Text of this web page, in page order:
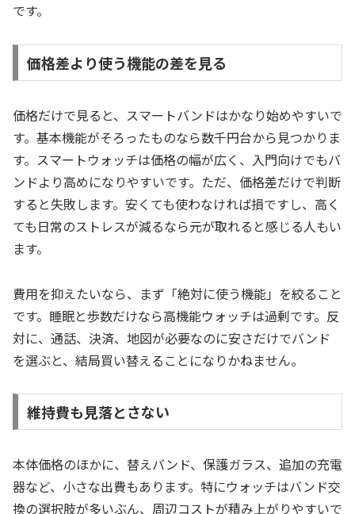
です。
価格差より使う機能の差を見る
価格だけで見ると、スマートバンドはかなり始めやすいで
す。基本機能がそろったものなら数千円台から見つかりま
す。スマートウォッチは価格の幅が広く、入門向けでもバ
ンドより高めになりやすいです。ただ、価格差だけで判断
すると失敗します。安くても使わなければ損ですし、高く
ても日常のストレスが減るなら元が取れると感じる人もい
ます。
費用を抑えたいなら、まず「絶対に使う機能」を絞ること
です。睡眠と歩数だけなら高機能ウォッチは過剰です。反
対に、通話、決済、地図が必要なのに安さだけでバンド
を選ぶと、結局買い替えることになりかねません。
維持費も見落とさない
本体価格のほかに、替えバンド、保護ガラス、追加の充電
器など、小さな出費もあります。特にウォッチはバンド交
換の選択肢が多いぶん、周辺コストが積み上がりやすいで